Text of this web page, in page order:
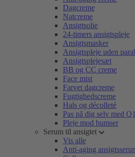
Dagcreme
Natcreme
Ansigtsolie
24-timers ansigtspleje
Ansigtsmasker
Ansigtspleje uden
Ansigtsplejesæt
BB og CC creme
Face mist
Farvet dagcreme
Fugtighedscreme
Hals og décolleté
Pas på dig selv med
Pleje mod bumser
Serum til ansigtet
Vis alle
Anti-aging